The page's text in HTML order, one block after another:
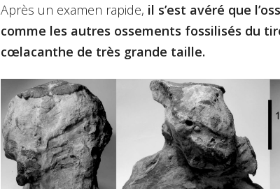
Après un examen rapide, il s’est avéré que
comme les autres ossements fossilisés du
cœlacanthe de très grande taille.